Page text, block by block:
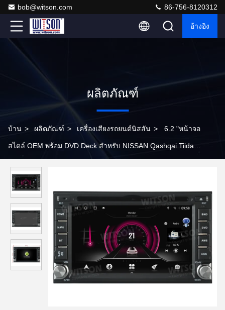
bob@witson.com 86-756-8120312
อ้างอิง
ผลิตภัณฑ์
บ้าน > ผลิตภัณฑ์ > เครื่องเสียงรถยนต์นิสสัน > 6.2 "หน้าจอ
สไตล์ OEM พร้อม DVD Deck สำหรับ NISSAN Qashqai Tiida